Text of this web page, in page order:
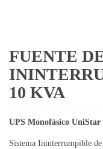
FUENTE
10 KVA
UPS Monofásico
Sistema Ininterrumpible